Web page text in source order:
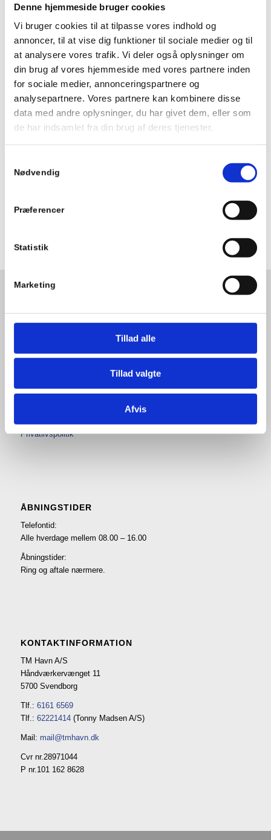
Denne hjemmeside bruger cookies
Vi bruger cookies til at tilpasse vores indhold og
annoncer, til at vise dig funktioner til sociale medier og til
at analysere vores trafik. Vi deler også oplysninger om
din brug af vores hjemmeside med vores partnere inden
for sociale medier, annonceringspartnere og
analysepartnere. Vores partnere kan kombinere disse
data med andre oplysninger, du har givet dem, eller som
de har indsamlet fra din brug af deres tjenester.
Nødvendig
Præferencer
Statistik
Marketing
Tillad alle
Tillad valgte
Afvis
deres opgaver, ligesom vi har overtaget de tre ansatte i
Bang-Co, herunder Erling Brandt, som jeg fremover skal
arbejde tæt sammen med. Vi er så nu otte mand ansat
under TM Havn.
– Vi har fået mange opgaver med fra Bang-Co, og vi har
også selv rigtig mange, så vi har fast arbejde mere end et
år frem, men vi kan selvfølgelig tage ekstra ind. Det er kun
et spørgsmål om at ansætte flere folk. Blandt de større
Skytte Jørgensen.
BETINGELSER
Betalings- og leveringsbetingelser
Privatlivspolitik
ÅBNINGSTIDER
Telefontid:
Alle hverdage mellem 08.00 – 16.00
Åbningstider:
Ring og aftale nærmere.
KONTAKTINFORMATION
TM Havn A/S
Håndværkervænget 11
5700 Svendborg
Tlf.: 6161 6569
Tlf.: 62221414(Tonny Madsen A/S)
Mail: mail@tmhavn.dk
Cvr nr.28971044
P nr.101 162 8628